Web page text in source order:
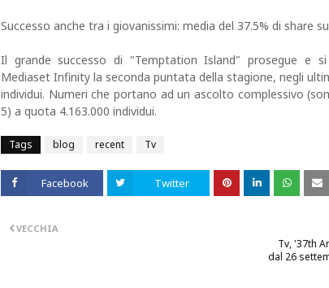
Successo anche tra i giovanissimi: media del 37.5% di share
Il grande successo di "Temptation Island" prosegue e
Mediaset Infinity la seconda puntata della stagione, negli
individui. Numeri che portano ad un ascolto complessivo
5) a quota 4.163.000 individui.
Tags blog recent Tv
Facebook Twitter
Tv, '37th
dal 26
VECCHIA